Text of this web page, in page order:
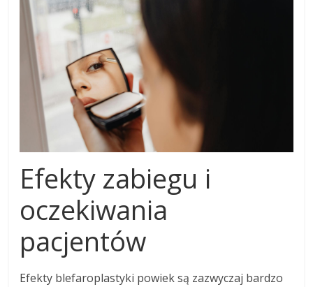
Efekty zabiegu i
oczekiwania
pacjentów
Efekty blefaroplastyki powiek są zazwyczaj bardzo